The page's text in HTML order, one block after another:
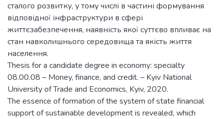
сталого розвитку, у тому числі в частині формування
відповідної інфраструктури в сфері
життєзабезпечення, наявність якої суттєво впливає на
стан навколишнього середовища та якість життя
населення.
Thesis for a candidate degree in economy: specialty
08.00.08 – Money, finance, and credit. – Kyiv National
University of Trade and Economics, Kyiv, 2020.
The essence of formation of the system of state financial
support of sustainable development is revealed, which